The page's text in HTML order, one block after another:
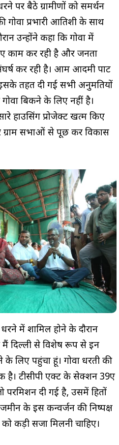
पर बैठे ग्रामीणों को समर्थन
गोवा प्रभारी आतिशी के साथ
उन्होंने कहा कि गोवा में
काम कर रही है और जनता
कर रही है। आम आदमी पार्टी
तहत दी गई सभी अनुमतियों
गोवा बिकने के लिए नहीं है।
हाउसिंग प्रोजेक्ट खत्म किए
सभाओं से पूछ कर विकास
में शामिल होने के दौरान
दिल्ली से विशेष रूप से इन
लिए पहुंचा हूं। गोवा धरती की
टीसीपी एक्ट के सेक्शन 39ए
दी गई है, उसमें हितों
के इस कन्वर्जन की निष्पक्ष
कड़ी सजा मिलनी चाहिए।